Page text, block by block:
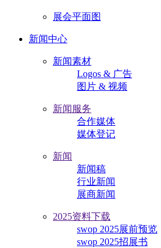
展会平面图
新闻中心
新闻素材
Logos & 广告
图片 & 视频
新闻服务
合作媒体
媒体登记
新闻
新闻稿
行业新闻
展商新闻
2025资料下载
swop 2025展前预览
swop 2025招展书